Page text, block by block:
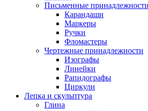
Письменные принадлежности
Карандаши
Маркеры
Ручки
Фломастеры
Чертежные принадлежности
Изографы
Линейки
Рапидографы
Циркули
Лепка и скульптура
Глина